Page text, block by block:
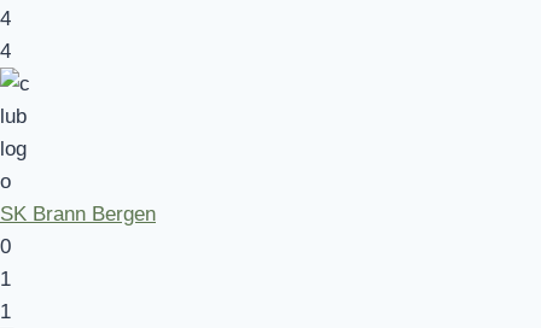
4
4
SK Brann Bergen
0
1
1